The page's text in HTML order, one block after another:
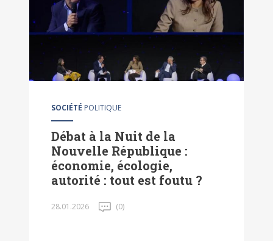
SOCIÉTÉ POLITIQUE
Débat à la Nuit de la
Nouvelle République :
économie, écologie,
autorité : tout est foutu ?
28.01.2026 (0)